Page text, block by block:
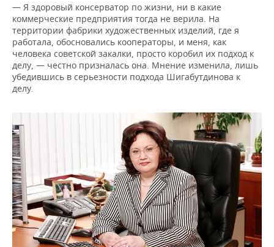
— Я здоровый консерватор по жизни, ни в какие
коммерческие предприятия тогда не верила. На
территории фабрики художественных изделий, где я
работала, обосновались кооператоры, и меня, как
человека советской закалки, просто коробил их подход к
делу, — честно призналась она. Мнение изменила, лишь
убедившись в серьезности подхода Шигабутдинова к
делу.